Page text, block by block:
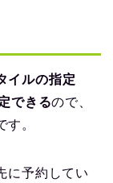
イルの指定
できるので、
。
に予約してい